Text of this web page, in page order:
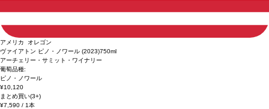
アメリカ オレゴン
ヴァイアトン ピノ・ノワール (2023)750ml
アーチェリー・サミット・ワイナリー
葡萄品種:
ピノ・ノワール
¥10,120
まとめ買い(3+)
¥7,590/ 1本